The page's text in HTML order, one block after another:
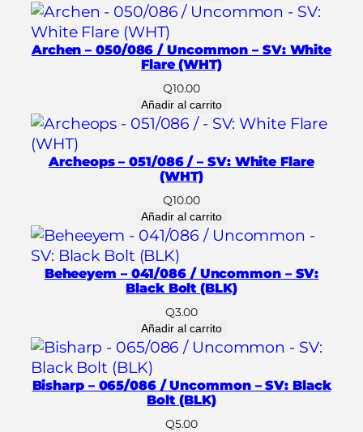
)
c
a
i
d
a
Archen – 050/086 / Uncommon – SV: White
Flare (WHT)
Q10.00
Añadir al carrito
Archeops – 051/086 / – SV: White Flare
(WHT)
Q10.00
Añadir al carrito
Beheeyem – 041/086 / Uncommon – SV:
Black Bolt (BLK)
Q3.00
Añadir al carrito
Bisharp – 065/086 / Uncommon – SV: Black
Bolt (BLK)
Q5.00